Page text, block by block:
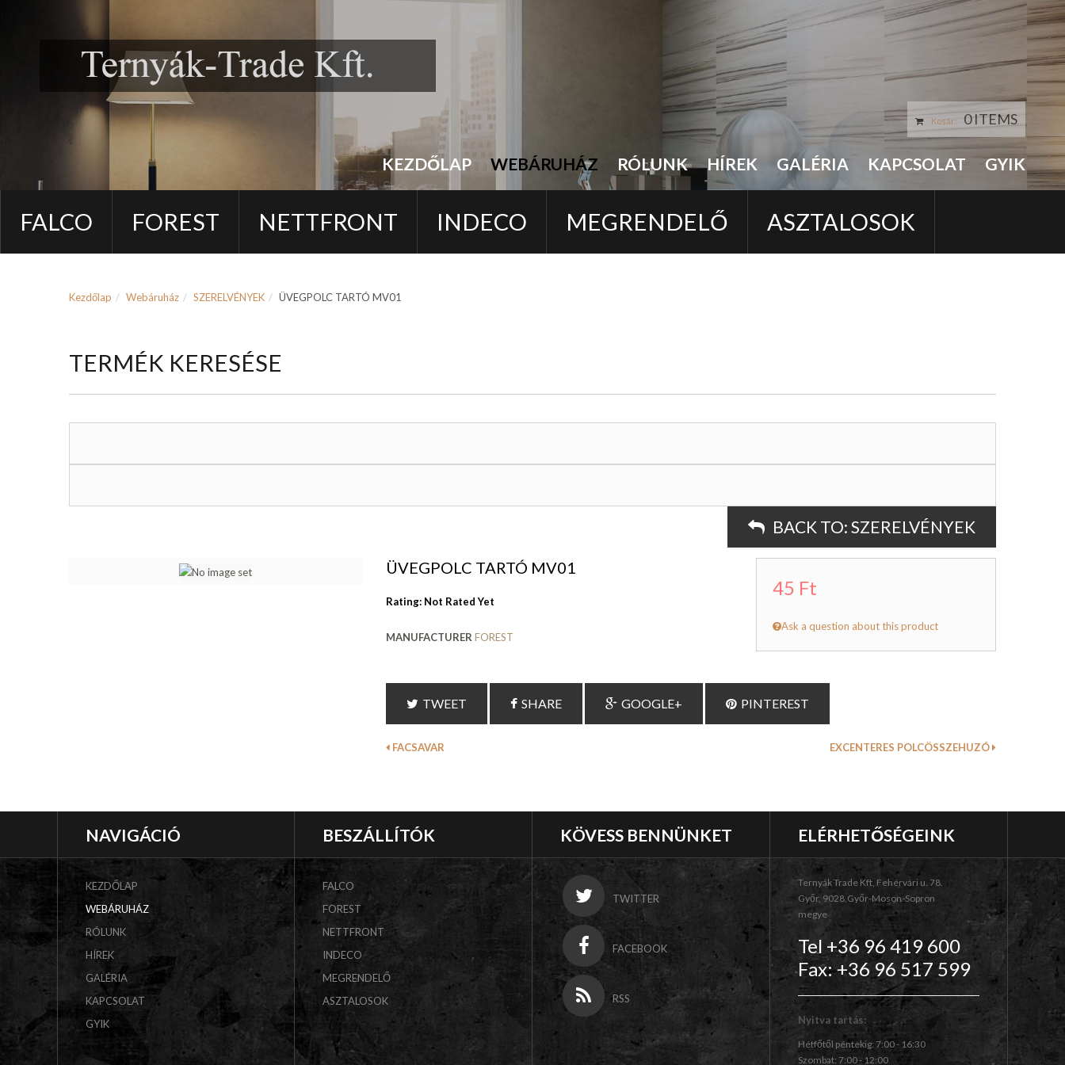
KEZDŐLAP WEBÁRUHÁZ RÓLUNK HÍREK GALÉRIA KAPCSOLAT GYIK
Kosár: 0 ITEMS
FALCO FOREST NETTFRONT INDECO MEGRENDELŐ ASZTALOSOK
Kezdőlap Webáruház SZERELVÉNYEK ÜVEGPOLC TARTÓ MV01
TERMÉK KERESÉSE
BACK TO: SZERELVÉNYEK
ÜVEGPOLC TARTÓ MV01
Rating: Not Rated Yet
MANUFACTURER FOREST
45 Ft
Ask a question about this product
TWEET SHARE GOOGLE+ PINTEREST
FACSAVAR EXCENTERES POLCÖSSZEHUZÓ
NAVIGÁCIÓ
KEZDŐLAP
WEBÁRUHÁZ
RÓLUNK
HÍREK
GALÉRIA
KAPCSOLAT
GYIK
BESZÁLLÍTÓK
FALCO
FOREST
NETTFRONT
INDECO
MEGRENDELŐ
ASZTALOSOK
KÖVESS BENNÜNKET
TWITTER
FACEBOOK
RSS
ELÉRHETŐSÉGEINK
Ternyák Trade Kft, Fehérvári u. 78.
Győr, 9028,Győr-Moson-Sopron
megye
Tel +36 96 419 600
Fax: +36 96 517 599
Nyitva tartás:
Hétfőtől péntekig: 7:00 - 16:30
Szombat: 7:00 - 12:00